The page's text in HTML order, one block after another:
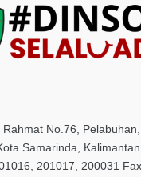
No.76, Pelabuhan,
Samarinda,
201017, 200031